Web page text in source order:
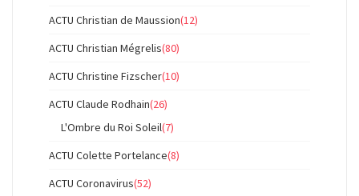
ACTU Christian de Maussion(12)
ACTU Christian Mégrelis(80)
ACTU Christine Fizscher(10)
ACTU Claude Rodhain(26)
L'Ombre du Roi Soleil(7)
ACTU Colette Portelance(8)
ACTU Coronavirus(52)